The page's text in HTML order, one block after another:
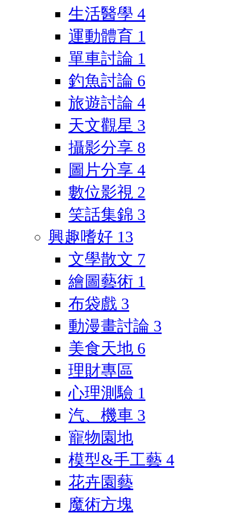
生活醫學 4
運動體育 1
單車討論 1
釣魚討論 6
旅遊討論 4
天文觀星 3
攝影分享 8
圖片分享 4
數位影視 2
笑話集錦 3
興趣嗜好 13
文學散文 7
繪圖藝術 1
布袋戲 3
動漫畫討論 3
美食天地 6
理財專區
心理測驗 1
汽、機車 3
寵物園地
模型&手工藝 4
花卉園藝
魔術方塊